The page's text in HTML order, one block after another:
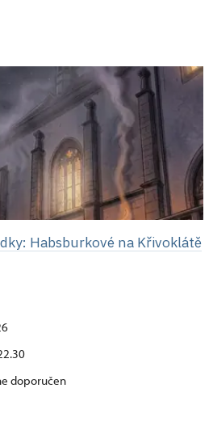
Habsburkové na Křivoklátě
doporučen